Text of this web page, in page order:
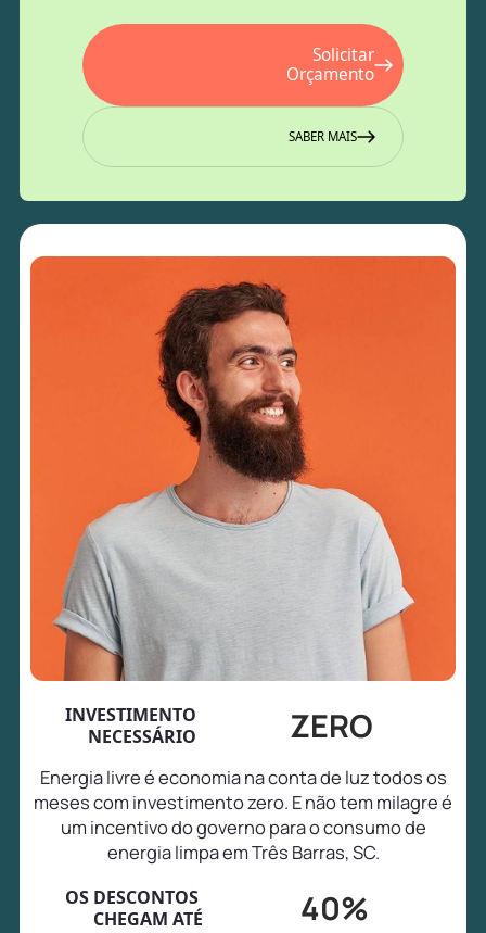
Solicitar
Orçamento
SABER MAIS
INVESTIMENTO
NECESSÁRIO
ZERO
Energia livre é economia na conta de luz todos os
meses com investimento zero. E não tem milagre é
um incentivo do governo para o consumo de
energia limpa em Três Barras, SC.
OS DESCONTOS
CHEGAM ATÉ
40%